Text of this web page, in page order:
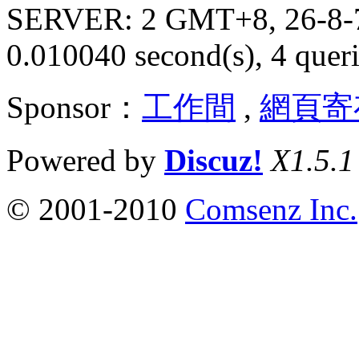
SERVER: 2 GMT+8, 26-
0.010040 second(s), 4
Sponsor： 工作間 , 網頁
Powered by Discuz! X1.5.1
© 2001-2010 Comsenz Inc.